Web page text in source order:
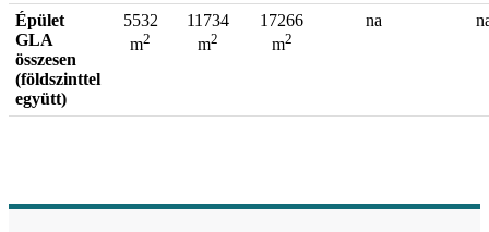
Épület
GLA
összesen
(földszinttel
együtt)
5532
m2
11734
m2
17266
m2
na